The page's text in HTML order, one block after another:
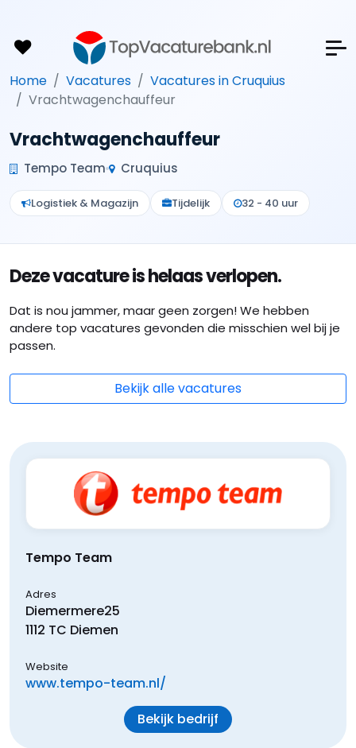
Home Vacatures
Vacatures in Cruquius
Vrachtwagenchauffeur
Vrachtwagenchauffeur
Tempo Team Cruquius
Logistiek & Magazijn Tijdelijk 32 - 40 uur
Deze vacature is helaas verlopen.
Dat is nou jammer, maar geen zorgen! We hebben
andere top vacatures gevonden die misschien wel bij je
passen.
Bekijk alle vacatures
Tempo Team
Adres
Diemermere25
1112 TC Diemen
Website
www.tempo-team.nl/
Bekijk bedrijf